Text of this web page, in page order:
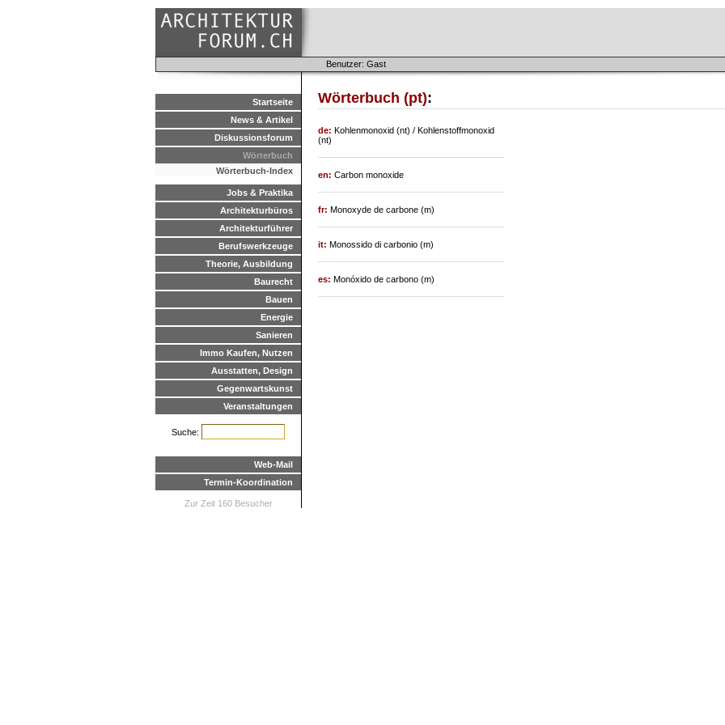
Benutzer: Gast
Startseite
News & Artikel
Diskussionsforum
Wörterbuch
Wörterbuch-Index
Jobs & Praktika
Architekturbüros
Architekturführer
Berufswerkzeuge
Theorie, Ausbildung
Baurecht
Bauen
Energie
Sanieren
Immo Kaufen, Nutzen
Ausstatten, Design
Gegenwartskunst
Veranstaltungen
Suche:
Web-Mail
Termin-Koordination
Zur Zeit 160 Besucher
Wörterbuch (pt):
de: Kohlenmonoxid (nt) / Kohlenstoffmonoxid
(nt)
en: Carbon monoxide
fr: Monoxyde de carbone (m)
it: Monossido di carbonio (m)
es: Monóxido de carbono (m)